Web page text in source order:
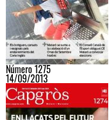
Número 1275
14/09/2013